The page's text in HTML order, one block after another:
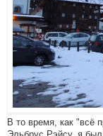
В то время, как "всё